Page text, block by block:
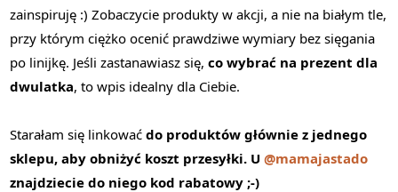
zainspiruję :) Zobaczycie produkty w akcji, a nie na białym tle,
przy którym ciężko ocenić prawdziwe wymiary bez sięgania
po linijkę. Jeśli zastanawiasz się,co wybrać na prezent dla
dwulatka, to wpis idealny dla Ciebie.
Starałam się linkowaćdo produktów głównie z jednego
sklepu, aby obniżyć koszt przesyłki. U@mamajastado
znajdziecie do niego kod rabatowy ;-)